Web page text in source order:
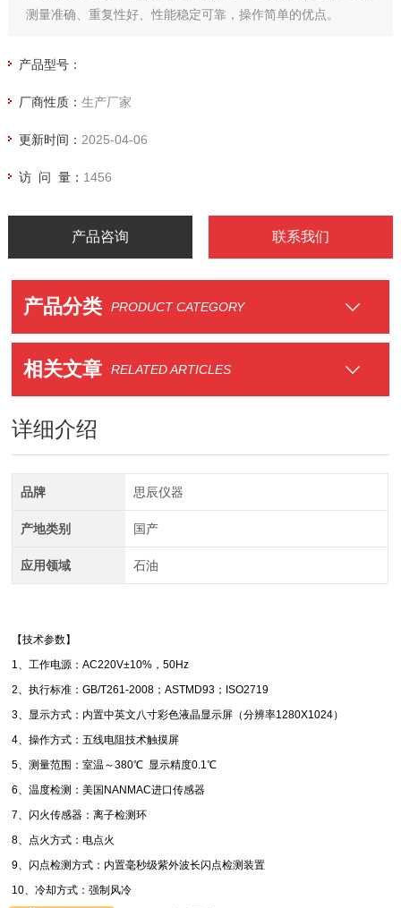
测量准确、重复性好、性能稳定可靠，操作简单的优点。
产品型号：
厂商性质： 生产厂家
更新时间： 2025-04-06
访 问 量： 1456
产品咨询 联系我们
产品分类 PRODUCT CATEGORY
相关文章 RELATED ARTICLES
详细介绍
品牌 思辰仪器
产地类别 国产
应用领域 石油
【技术参数】
1、工作电源：AC220V±10%，50Hz
2、执行标准：GB/T261-2008；ASTMD93；ISO2719
3、显示方式：内置中英文八寸彩色液晶显示屏（分辨率1280X1024）
4、操作方式：五线电阻技术触摸屏
5、测量范围：室温～380℃ 显示精度0.1℃
6、温度检测：美国NANMAC进口传感器
7、闪火传感器：离子检测环
8、点火方式：电点火
9、闪点检测方式：内置毫秒级紫外波长闪点检测装置
10、冷却方式：强制风冷